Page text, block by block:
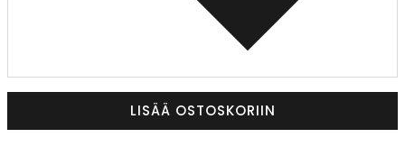
LISÄÄ OSTOSKORIIN